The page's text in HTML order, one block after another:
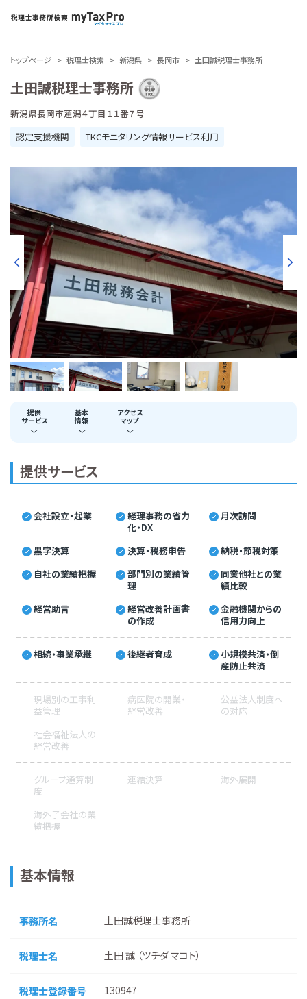
トップページ 税理士検索 新潟県 長岡市 土田誠税理士事務所
土田誠税理士事務所
新潟県長岡市蓮潟４丁目１１番７号
認定支援機関
TKCモニタリング情報サービス利用
提供
サービス
基本
情報
アクセス
マップ
提供サービス
会社設立・起業
経理事務の省力
化・DX
月次訪問
黒字決算 決算・税務申告
納税・節税対策
自社の業績把握
部門別の業績管
理
同業他社との業
績比較
経営助言
経営改善計画書
の作成
金融機関からの
信用力向上
相続・事業承継 後継者育成
小規模共済・倒
産防止共済
現場別の工事利
益管理
病医院の開業・
経営改善
公益法人制度へ
の対応
社会福祉法人の
経営改善
グループ通算制
度
連結決算 海外展開
海外子会社の業
績把握
基本情報
事務所名 土田誠税理士事務所
税理士名 土田 誠 （ツチダ マコト）
税理士登録番号 130947